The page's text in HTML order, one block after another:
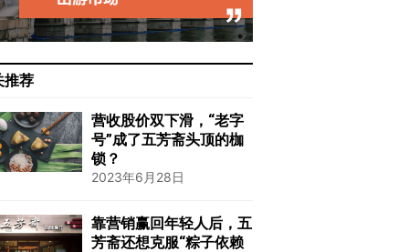
推荐
营收股价双下滑，“老字
号”成了五芳斋头顶的枷
锁？
2023年6月28日
靠营销赢回年轻人后，五
芳斋还想克服“粽子依赖